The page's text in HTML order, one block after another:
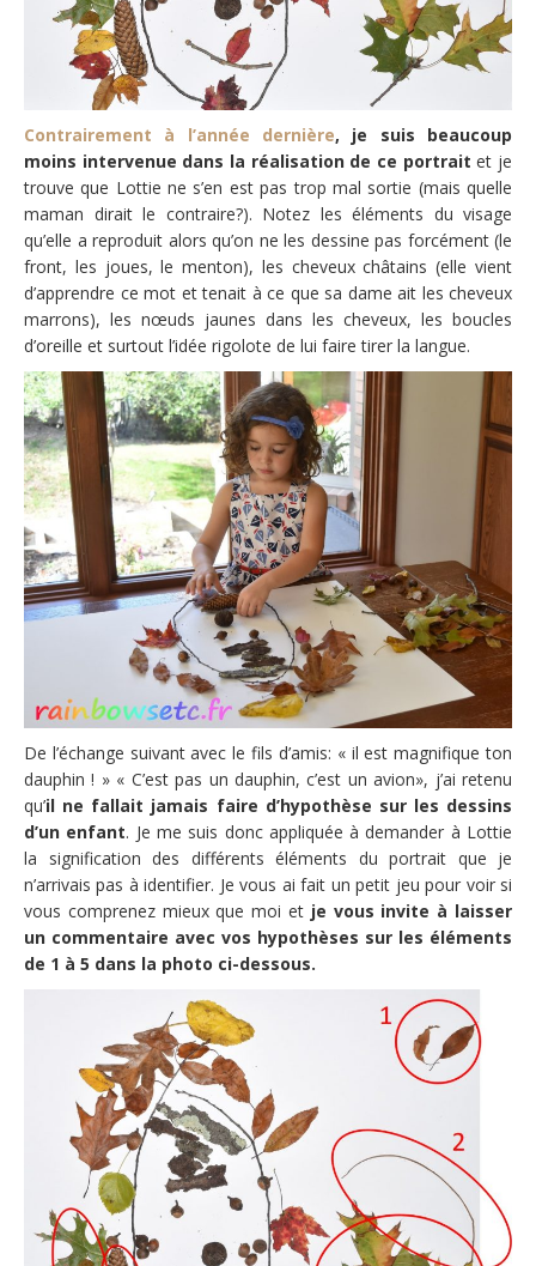
Contrairement à l’année dernière, je suis beaucoup
moins intervenue dans la réalisation de ce portraitet je
trouve que Lottie ne s’en est pas trop mal sortie (mais quelle
maman dirait le contraire?). Notez les éléments du visage
qu’elle a reproduit alors qu’on ne les dessine pas forcément (le
front, les joues, le menton), les cheveux châtains (elle vient
d’apprendre ce mot et tenait à ce que sa dame ait les cheveux
marrons), les nœuds jaunes dans les cheveux, les boucles
d’oreille et surtout l’idée rigolote de lui faire tirer la langue.
De l’échange suivant avec le fils d’amis: « il est magnifique ton
dauphin ! » « C’est pas un dauphin, c’est un avion», j’ai retenu
qu’il ne fallait jamais faire d’hypothèse sur les dessins
d’un enfant. Je me suis donc appliquée à demander à Lottie
la signification des différents éléments du portrait que je
n’arrivais pas à identifier. Je vous ai fait un petit jeu pour voir si
vous comprenez mieux que moi et je vous invite à laisser
un commentaire avec vos hypothèses sur les éléments
de 1 à 5 dans la photo ci-dessous.